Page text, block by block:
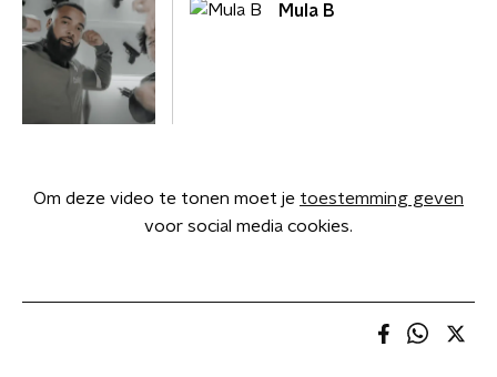
Mula B
Om deze video te tonen moet je toestemming geven
voor social media cookies.